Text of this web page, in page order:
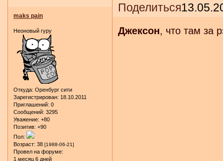
Поделиться
maks pain
Неоновый гуру
Откуда: Оренбург сити
Зарегистрирован: 18.10.2011
Приглашений: 0
Сообщений: 3295
Уважение: +80
Позитив: +90
Пол:
Возраст: 38 [1988-06-21]
Провел на форуме:
1 месяц 6 дней
Джексон, что там за